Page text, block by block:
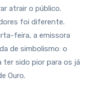
atrair o público.
foi diferente.
feira, a emissora
de simbolismo: o
ter sido pior para os já
Ouro.